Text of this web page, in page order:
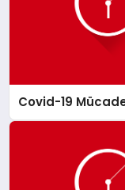
Covid-19